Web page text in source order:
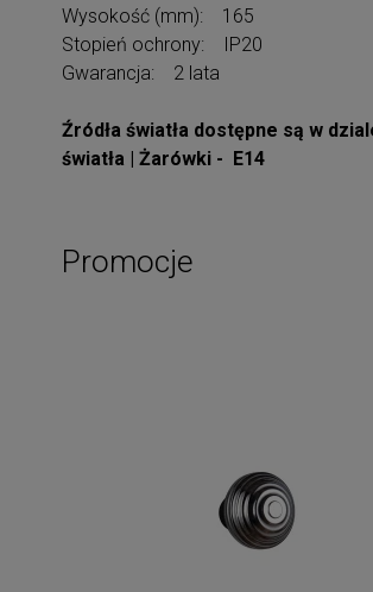
Wysokość (mm): 165
Stopień ochrony: IP20
Gwarancja: 2 lata
Źródła światła dostępne są w
światła | Żarówki - E14
Promocje